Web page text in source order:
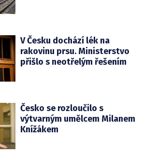
V Česku dochází lék na
rakovinu prsu. Ministerstvo
přišlo s neotřelým řešením
Česko se rozloučilo s
výtvarným umělcem Milanem
Knížákem